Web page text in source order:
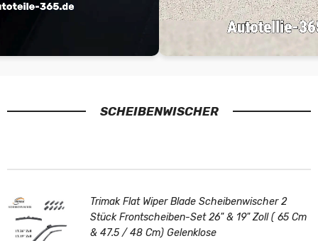
SCHEIBENWISCHER
Trimak Flat Wiper Blade Scheibenwischer 2
Stück Frontscheiben-Set 26" & 19" Zoll ( 65 Cm
& 47.5 / 48 Cm) Gelenklose